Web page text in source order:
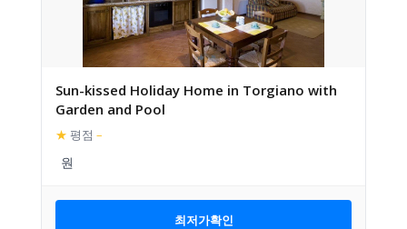
Sun-kissed Holiday Home in Torgiano with
Garden and Pool
★ 평점 –
최저가확인